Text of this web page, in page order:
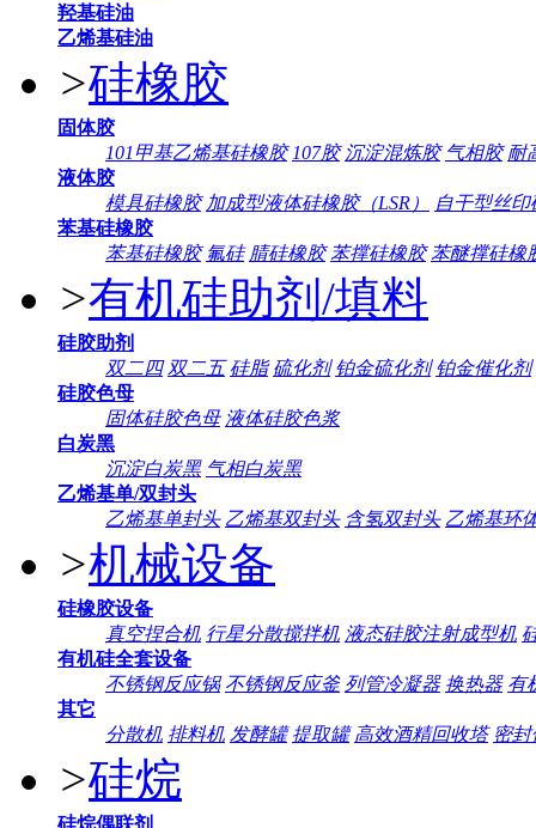
羟基硅油
乙烯基硅油
>硅橡胶
固体胶
101甲基乙烯基硅橡胶 107胶 沉淀混炼胶 气相胶 耐
液体胶
模具硅橡胶 加成型液体硅橡胶（LSR）
自干型丝印
苯基硅橡胶
苯基硅橡胶 氟硅 腈硅橡胶 苯撑硅橡胶 苯醚撑硅橡
>有机硅助剂/填料
硅胶助剂
双二四 双二五 硅脂 硫化剂 铂金硫化剂 铂金催化剂
硅胶色母
固体硅胶色母 液体硅胶色浆
白炭黑
沉淀白炭黑 气相白炭黑
乙烯基单/双封头
乙烯基单封头 乙烯基双封头 含氢双封头 乙烯基环
>机械设备
硅橡胶设备
真空捏合机 行星分散搅拌机 液态硅胶注射成型机
有机硅全套设备
不锈钢反应锅 不锈钢反应釜 列管冷凝器 换热器 有
其它
分散机 排料机 发酵罐 提取罐 高效酒精回收塔 密封
>硅烷